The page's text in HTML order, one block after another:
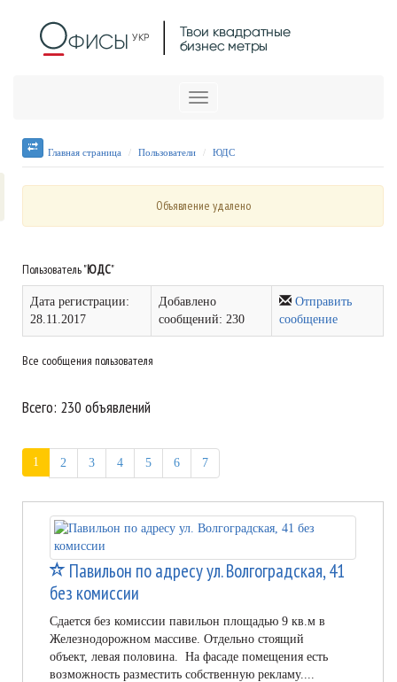
Меню
Главная страница Пользователи ЮДС
Объявление удалено
Пользователь "ЮДС"
Дата регистрации:
28.11.2017
Добавлено
сообщений: 230
Отправить
сообщение
Все сообщения пользователя
Всего: 230 объявлений
1 2 3 4 5 6 7
Павильон по адресу ул. Волгоградская, 41
без комиссии
Сдается без комиссии павильон площадью 9 кв.м в
Железнодорожном массиве. Отдельно стоящий
объект, левая половина. На фасаде помещения есть
возможность разместить собственную рекламу....